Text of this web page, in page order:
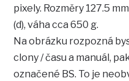
pixely. Rozměry 127.5
(d), váha cca 650 g.
Na obrázku rozpozná
clony / času a manuál,
označené BS. To je